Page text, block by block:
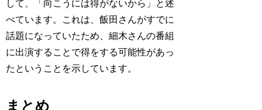
して、「向こうには得がないから」と述
べています。これは、飯田さんがすでに
話題になっていたため、細木さんの番組
に出演することで得をする可能性があっ
たということを示しています。
まとめ